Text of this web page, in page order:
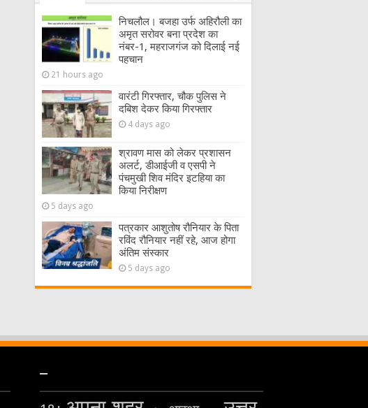
निचलौल। बजहा उर्फ अहिरौली का
अमृत सरोवर बना प्रदेश का
नंबर-1, महराजगंज को दिलाई नई
पहचान
21 hours ago
वारंटी गिरफ्तार, चौक पुलिस ने
दबिश देकर किया गिरफ्तार
4 days ago
श्रावण मास को लेकर प्रशासन
अलर्ट, डीआईजी व एसपी ने
पंचमुखी शिव मंदिर इटहिया का
किया निरीक्षण
5 days ago
पत्रकार आशुतोष रौनियार के पिता
रविंद रौनियार नहीं रहे, आज होगा
अंतिम संस्कार
5 days ago
–